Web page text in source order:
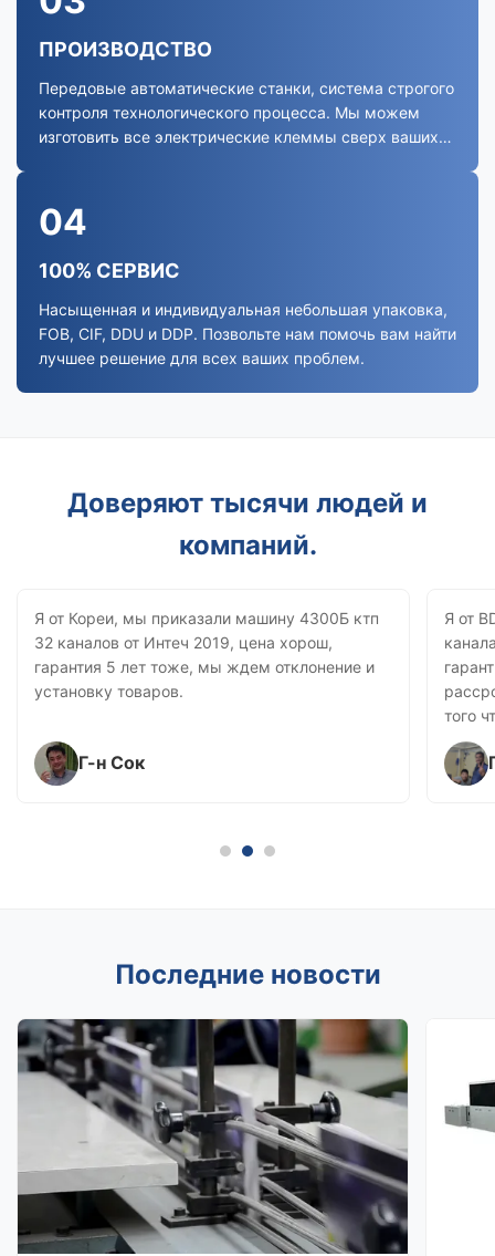
ПРОИЗВОДСТВО
Передовые автоматические станки, система строгого
контроля технологического процесса. Мы можем
изготовить все электрические клеммы сверх ваших
04
100% СЕРВИС
Насыщенная и индивидуальная небольшая упаковка,
FOB, CIF, DDU и DDP. Позвольте нам помочь вам найти
лучшее решение для всех ваших проблем.
Доверяют тысячи людей и
компаний.
Я от Кореи, мы приказали машину 4300Б ктп
32 каналов от Интеч 2019, цена хорош,
гарантия 5 лет тоже, мы ждем отклонение и
установку товаров.
Г-н Сок
Я от
того
и
Последние новости